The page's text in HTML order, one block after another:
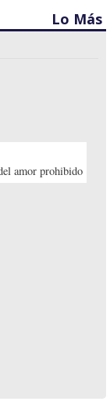
Lo Más
amor prohibido